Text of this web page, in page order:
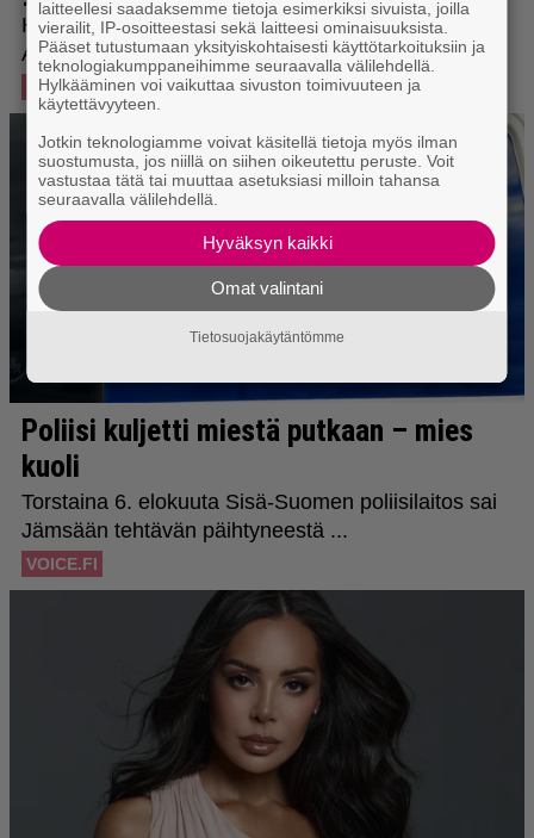
laitteellesi saadaksemme tietoja esimerkiksi sivuista, joilla
vierailit, IP-osoitteestasi sekä laitteesi ominaisuuksista.
Pääset tutustumaan yksityiskohtaisesti käyttötarkoituksiin ja
teknologiakumppaneihimme seuraavalla välilehdellä.
Hylkääminen voi vaikuttaa sivuston toimivuuteen ja
käytettävyyteen.
Jotkin teknologiamme voivat käsitellä tietoja myös ilman
suostumusta, jos niillä on siihen oikeutettu peruste. Voit
vastustaa tätä tai muuttaa asetuksiasi milloin tahansa
seuraavalla välilehdellä.
Hyväksyn kaikki
Omat valintani
Tietosuojakäytäntömme